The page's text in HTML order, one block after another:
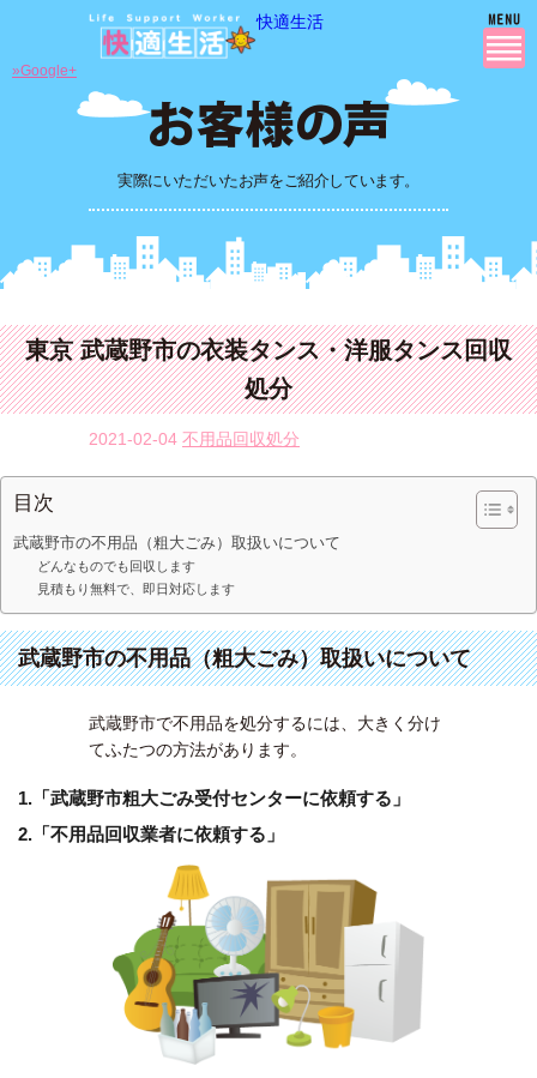
快適生活
実際にいただいたお声をご紹介しています。
»Google+
東京 武蔵野市の衣装タンス・洋服タンス回収
処分
2021-02-04 不用品回収処分
目次
武蔵野市の不用品（粗大ごみ）取扱いについて
どんなものでも回収します
見積もり無料で、即日対応します
武蔵野市の不用品（粗大ごみ）取扱いについて
武蔵野市で不用品を処分するには、大きく分け
てふたつの方法があります。
1.「武蔵野市粗大ごみ受付センターに依頼する」
2.「不用品回収業者に依頼する」